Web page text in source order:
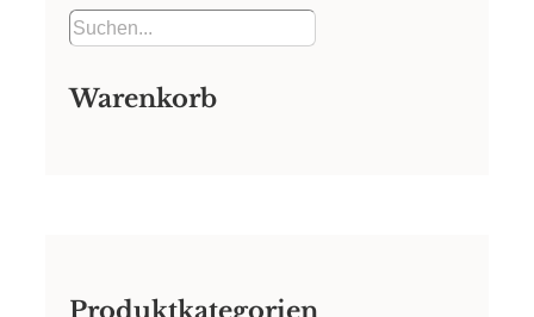
Warenkorb